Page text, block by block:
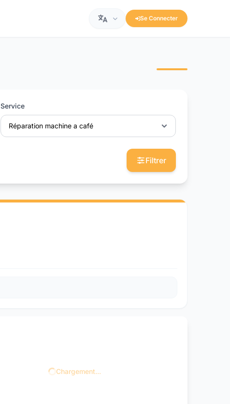
Se Connecter
Service
Réparation machine a café
Filtrer
Chargement...